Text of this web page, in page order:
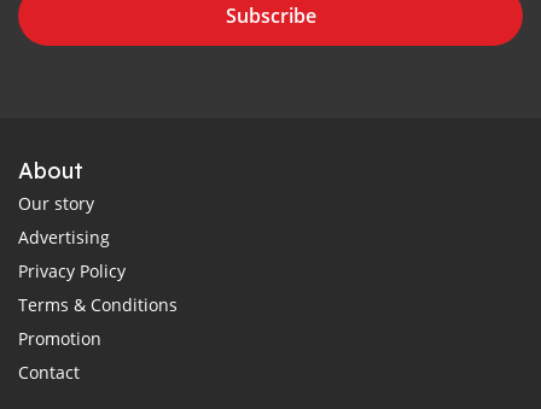
Subscribe
About
Our story
Advertising
Privacy Policy
Terms & Conditions
Promotion
Contact